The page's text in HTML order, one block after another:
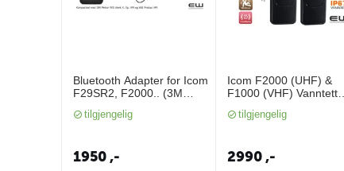
Bluetooth Adapter for Icom
F29SR2, F2000.. (3M
tilgjengelig
1950,-
Icom F2000 (UHF) &
F1000 (VHF) Vanntett
Radio
tilgjengelig
2990,-